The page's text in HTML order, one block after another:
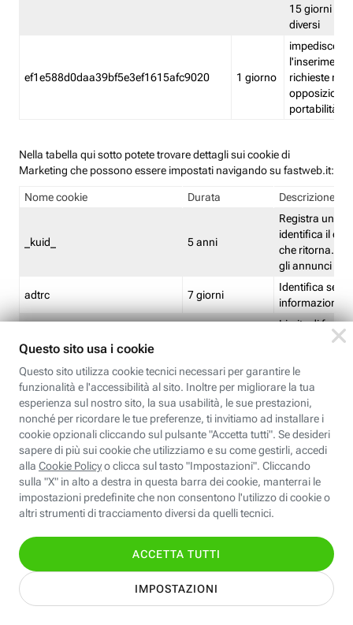
15 giorni e
diversi
ef1e588d0daa39bf5e3ef1615afc9020 1 giorno
impedisce
l'inserimento
richieste
opposizione
portabilità
Nella tabella qui sotto potete trovare dettagli sui cookie di
Marketing che possono essere impostati navigando su fastweb.it:
Nome cookie Durata Descrizione
_kuid_ 5 anni
Registra un ID
identifica il
che ritorna.
gli annunci
adtrc 7 giorni
Identifica se
informazioni
Limite di
CM 1 giorno
ricontrollare
corrispondenti
(impostata da
CM14 14 giorni
Identifica se
ricontrollare
corrispondenti
(impostata da
CT<TrackingSetupID> 1 ora
Identifica
7 giorni
Identifica la
banner
7 giorni
Identifica la
per il banner